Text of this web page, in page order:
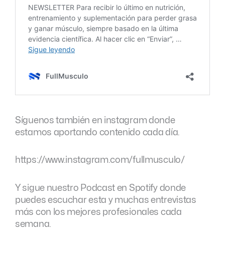
Síguenos también en instagram donde
estamos aportando contenido cada día.
https://www.instagram.com/fullmusculo/
Y sigue nuestro Podcast en Spotify donde
puedes escuchar esta y muchas entrevistas
más con los mejores profesionales cada
semana.